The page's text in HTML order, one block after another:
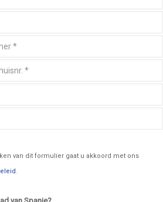
van dit formulier gaat u akkoord met ons
.